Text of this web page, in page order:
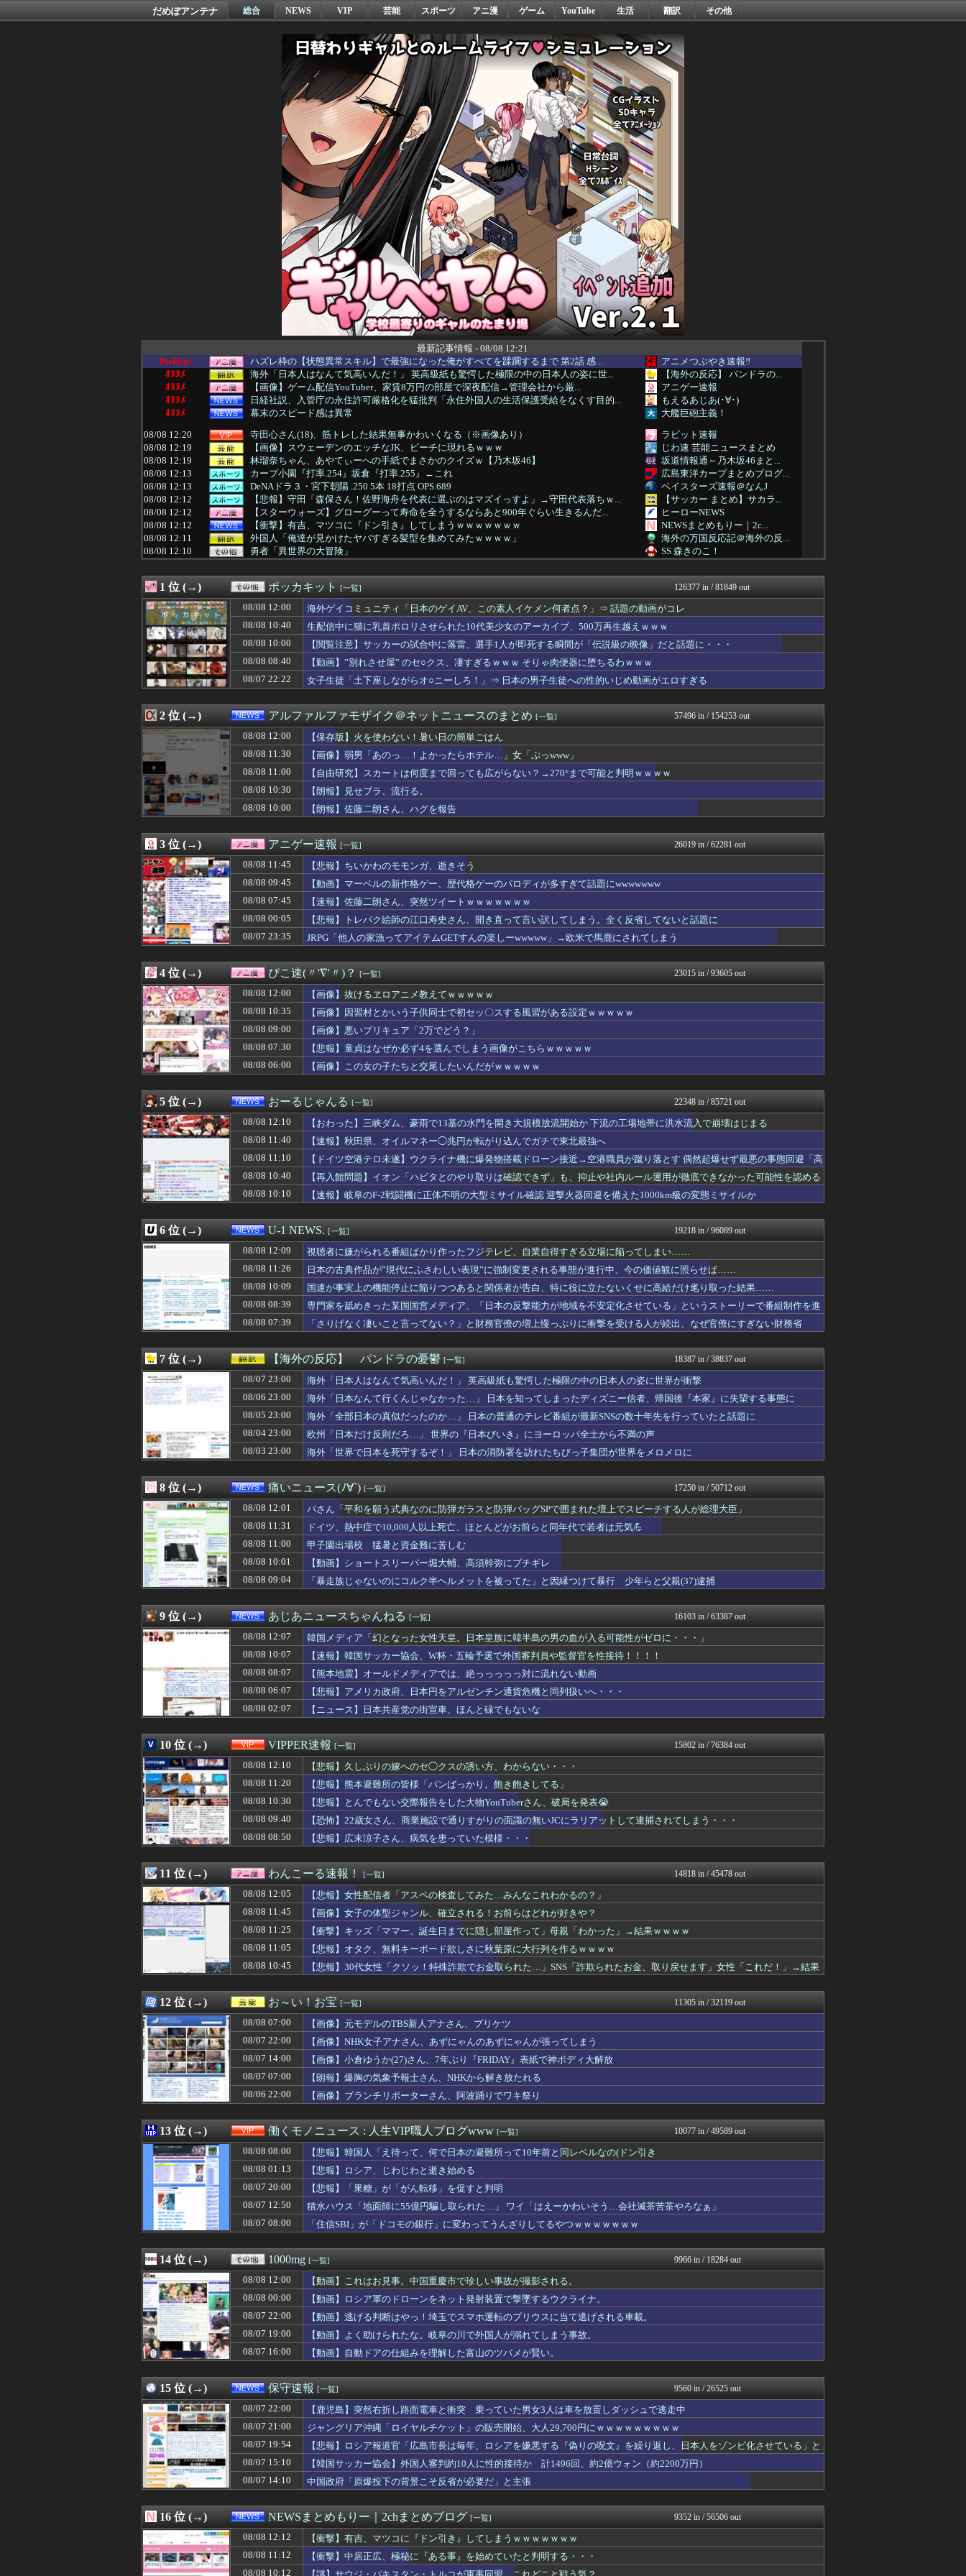
だめぽアンテナ 総合 NEWS VIP 芸能 スポーツ アニ漫 ゲーム YouTube 生活 翻訳 その他
最新記事情報 - 08/08 12:21
PickUp!
ハズレ枠の【状態異常スキル】で最強になった俺がすべてを蹂躙するまで 第2話 感...
アニメつぶやき速報‼︎
ｵﾇﾇﾒ
海外「日本人はなんて気高いんだ！」 英高級紙も驚愕した極限の中の日本人の姿に世...
【海外の反応】 パンドラの...
ｵﾇﾇﾒ
【画像】ゲーム配信YouTuber、家賃8万円の部屋で深夜配信→管理会社から厳...
アニゲー速報
ｵﾇﾇﾒ
日経社説、入管庁の永住許可厳格化を猛批判「永住外国人の生活保護受給をなくす目的...
もえるあじあ(･∀･)
ｵﾇﾇﾒ
幕末のスピード感は異常
大艦巨砲主義！
08/08 12:20
寺田心さん(18)、筋トレした結果無事かわいくなる（※画像あり）
ラビット速報
08/08 12:19
【画像】スウェーデンのエッチなJK、ビーチに現れるｗｗｗ
じわ速 芸能ニュースまとめ
08/08 12:19
林瑠奈ちゃん、あやてぃーへの手紙でまさかのクイズｗ【乃木坂46】
坂道情報通～乃木坂46まと...
08/08 12:13
カープ小園『打率.254』坂倉『打率.255』←これ
広島東洋カープまとめブログ...
08/08 12:13
DeNAドラ３・宮下朝陽 .250 5本 18打点 OPS.689
ベイスターズ速報＠なんJ
08/08 12:12
【悲報】守田「森保さん！佐野海舟を代表に選ぶのはマズイっすよ」→守田代表落ちｗ...
【サッカー まとめ】サカラ...
08/08 12:12
【スターウォーズ】グローグーって寿命を全うするならあと900年ぐらい生きるんだ...
ヒーローNEWS
08/08 12:12
【衝撃】有吉、マツコに『ドン引き』してしまうｗｗｗｗｗｗｗ
NEWSまとめもりー｜2c...
08/08 12:11
外国人「俺達が見かけたヤバすぎる髪型を集めてみたｗｗｗｗ」
海外の万国反応記＠海外の反...
08/08 12:10
勇者「異世界の大冒険」
SS 森きのこ！
08/08 12:10
悲鳴「キャアアアア！！！」 俺「！！今のは悲鳴！？」
えすえすログ
08/08 12:10
【画像】加藤綾子アナ、無防備パンチラ撮られちゃう
まとめ芸能＠美女画像まとめ...
08/08 12:10
【おわった】三峡ダム、豪雨で13基の水門を開き大規模放流開始か 下流の工場地帯...
おーるじゃんる
08/08 12:09
『オレは育てやすいと母ちゃんが言った』と胸を張ったアラフォーのおっさん独身社員
おうち速報
08/08 12:09
【画像】AVの撮影現場、普通ではないｗｗｗwｗｗｗｗｗｗｗｗ
なんJミュージアム
08/08 12:09
視聴者に嫌がられる番組ばかり作ったフジテレビ、自業自得すぎる立場に陥ってしまい...
U-1 NEWS.
08/08 12:08
【悲報】BYDの軽EVラッコを自動車評論家が褒めてる日本、中国人からは馬鹿にさ...
サイ速
08/08 12:07
勝ったのだ！
やみ速@なんJ西武まとめ
08/08 12:07
韓国メディア「幻となった女性天皇。日本皇族に韓半島の男の血が入る可能性がゼロに...
あじあニュースちゃんねる
08/08 12:05
【新台】京楽「e ソードアート・オンライン アリシゼーション 夜空」感想・評判...
パチンコ・パチスロ.com
08/08 12:05
のび太ママの話が長いのって、多分同じ話を何回もループしてるよね
子育てちゃんねる
08/08 12:05
【悲報】女性配信者「アスペの検査してみた…みんなこれわかるの？」
08/08 12:05
ビートルズ、オアシスに負ける。イギリス史上最も売れたスタジオアルバムがOasi...
V系まとめ速報
08/08 12:05
太平洋戦争史振り返ると思ったけど日本より欧米が諸悪の根源やん
08/08 12:05
【画像】日テレの元女子アナさん、∧∨みたいに脱いでしまうｗｗｗｗｗｗｗｗｗｗｗ...
女子アナお宝画像速報－5c...
08/08 12:05
人んちで宅飲みワイ「ゴムある？」家主の女さん「はぁ？！」⇒結果ｗｗｗｗｗｗｗ...
不思議.net - 5ch...
08/08 12:05
【朗報】超かぐや姫！スピンオフ漫画、「超かぐやメシ」連載決定ｗｗｗ
アニチャット
08/08 12:05
【ファーム試合実況】ヤクルトvsオリックス 8/8/12:00
08/08 12:05
盆休み遊べるゲーム教えて
カンダタ速報
08/08 12:04
【悲報】秋田県、オイルマネーが転がり込んでガチで東北最強へWWWWWWWWWW...
資格ちゃんねる
08/08 12:03
「ついに夏フェスの季節だね。伝説の島、巨大な氷、眠る財宝……心躍る要素が目白押...
08/08 12:03
【遊戯王】Fカップは「烙印」多すぎじゃない？
遊戯王マスターデュエルまと...
08/08 12:03
【動画】白人「日本で一番美味い食べ物はこれな、試してみろ！飛ぶぞ」
08/08 12:02
【ヤニねこ】薬物中毒のヤクねこの末路が心配でならない・・・
08/08 12:02
【ウマ娘】海外の絵師が描いた味付けの濃いウマ娘からしか得られない栄養素はある
うまぴょいチャンネル -ウ...
08/08 12:01
パさん「平和を願う式典なのに防弾ガラスと防弾バッグSPで囲まれた壇上でスピーチ...
痛いニュース(ﾉ∀`)
08/08 12:01
ドジャース・佐々木朗希、5回まで2失点の力投
なんじぇいスタジアム＠なん...
08/08 12:01
AmazonのアツさMax！心も踊る「マンガ毎週末セール（50%還元）」2日目...
PCパーツまとめ
08/08 12:01
【遊戯王OCG】ドミナスパージちゃんがモンスター化！？
スターライト速報 -遊戯王...
08/08 12:01
【ウマ娘】トプロ飯、久々に見たな…
08/08 12:01
AmazonのアツさMax！心も踊る「マンガ毎週末セール（50%還元）」2日目...
ヒロイモノ中毒
08/08 12:00
【グラブル】ドライブバーストが初めて映像化された時の衝撃
08/08 12:00
【プッチーのお引っ越し】ウルトラマンテオ 第６話 感想まとめ
08/08 12:00
【保存版】火を使わない！暑い日の簡単ごはん
08/08 12:00
【ラブライブ！】【悲報】この９連休、ラブライブイベントなし…？？
コンテンツ・声優 | ラブ...
08/08 12:00
【動画】これはお見事。中国重慶市で珍しい事故が撮影される。
08/08 12:00
【FGO】絆16のメリットが全然出てこないけど、普通に石がハチャメチャに貰える...
FGOまとめ速報
08/08 12:00
【まどドラ】IMAX上映ってなんなの
まどドラまとめ速報 魔法少...
08/08 12:00
世界のケイスケ・ホンダ「ラーメン700円は安すぎる！2000円にするべき」
ラーメン速報｜2chまとめ...
08/08 12:00
【政治】大石あきこ、れいわ新選組を離党して活動休止…「スジは通します」とは何だ...
モナニュース
ジャンプが最も売れた1995年新年3・4合併号に載ってる作品リストｗｗｗｗｗ
ああ言えばForYou
08/08 12:00
【悲報】L東京喰種で過去最低記録を更新したった…
スロ板-RUSH
08/08 12:00
【画像】抜けるヱロアニメ教えてｗｗｗｗｗ
ぴこ速(〃'∇'〃)？
08/08 12:00
再婚したことを仕事関係者に2～3年隠したいという夫。理由を聞いたら『世間体が悪...
渡る世間はキチばかり - ...
08/08 12:00
【にじさんじ】七瀬、動物園でアシカに水をかけられビショビショに→たまこ爆笑
VTuberNews
08/08 12:00
トッモ「バイク買ったわ！見てやこれ！」ワイ「これスクーターじゃん…」
08/08 12:00
インフルエンサー、Xの誹謗中傷により自殺→記者「これ、インプレゾンビが誹謗中傷...
オレ的ゲーム速報＠刃
08/08 12:00
【画像】作り上げたデカ乳デカケツを晒す声優wwwwwwww
キニ速
【艦これ】なんだろう、なんか火力足りんのよな
艦これ速報 艦隊これくしょ...
08/08 12:00
【競馬】ボンドガールが引退、繁殖入り 18戦1勝 重賞2着7回
ウマ娘うまぴょい速報
08/08 12:00
アマゾン売り上げ１位のスポットクーラーを 安く買った 今日設置する 予定だが多...
ほんわかMkⅡ
08/08 12:00
【話題】不倫したらダメなのに、なぜか不倫するドラマが流行る理由がコチラ・・・・
ミーハー総研（ミーハー総合...
08/08 12:00
イーロン・マスク←世界一の金持ちなのになんかあんまり「羨ましい」と感じない理由
投資ちゃんねる
08/08 12:00
「非常に残念」高市総理と面会決定も…発言不可、握手のみ 8月9日長崎の被爆体験...
みそパンNEWS
08/08 12:00
【アイマス】何故か怒っているやよいのご機嫌を直す方法
それからの出来事() アイ...
08/08 12:00
【ウマ娘】アイネスは陽射しや雨を防げそうなの良いよね
08/08 12:00
賀喜遥香さんのガッチガチになった顔、大変なことになってるって...
乃木通 乃木坂46櫻坂46...
08/08 12:00
DAZN サッカーW杯で加入者数5倍に 視聴者数は6700万人 総視聴数も4億...
footballnet【サ...
08/08 12:00
「優しい男はモテない」って、正しくは「優しさ以外にセールスポイントのない男がモ...
かぞくちゃんねる
「あなたは一生働くけど、私は家にいればいいの」毎日言われた20歳がついに返した...
私が悪いの？【海外の反応】
08/08 12:00
海外「こうなると分かってたら、お前は産まなかった」親に言われた一言が何十年も消...
08/08 12:00
『スーパーダンガンロンパ2×2』少なくとも此方の予想に対する逆張りしてくる事は...
けおけお速報
08/08 12:00
韓国人「チャン・ギハとユン・ガイ、18歳差を乗り越え熱愛を認める」→「羨ましい...
韓国ニュース反応まとめ
08/08 12:00
海外ゲイコミュニティ「日本のゲイAV、この素人イケメン何者点？」⇒ 話題の動画...
ポッカキット
08/08 12:00
「経営の神様」の水道哲学、ネタ元は宗教団体の無償労働だった
08/08 11:59
【MSV】シン・マツナガスレ、これで24歳は無理あるだろ…
ガンダムブログ（情報戦仕様...
08/08 11:57
【日向坂46】女性アイドル大決戦... 坂道vsカワラボvsスタダvsハロプロ...
08/08 11:56
昨日のE-楽天のサヨナラエラーwwwwwwwwwwwwwwwwwwwwwwww...
なんじぇいスタジアム＠なん...
08/08 11:56
ロッテ小島和哉(30) 13試合 4勝6敗 防御率3.41←今オフFA
08/08 11:55
【ハマスタバトル】佐伯解説員、ディアーナ4連敗を予想して、ブルーウォーカー太田...
08/08 11:55
わいせつな行為疑いで逮捕 エジプト国籍の男性を不起訴処分 鳥取地検 [8/8]
国難にあってもの申す！！
08/08 11:50
【海外の反応】トヨタセリカはクールで信頼性が高く、運転が楽しいスポーツカーだっ...
JDM速報 海外の反応
08/08 11:50
路上駐車経験率が過去最少の21%へ低下！タイムズ会員にアンケート
ゆめ痛 -自動車まとめブロ...
08/08 11:49
【日向坂46】来月、坂道vsカワラボvsスタダvsハロプロの大激戦
日向坂46まとめ速報
08/08 11:48
【悲報】日向坂46、歴代最低タイトルを更新
乃木坂46まとめ 乃木りん...
サウジ・パキスタン・トルコ3カ国が共同防衛協定締結…「イスラム版NATO」指摘...
【衝撃】ママレードボーイってアレ大丈夫なんか？？？？？
スマブラ屋さん | スマブ...
08/08 11:46
村上宗隆の第２５号ホームランにMLBファン騒然！←「素晴らしいパワーだ！」（海...
08/08 11:45
【画像】女子の体型ジャンル、確立される！お前らはどれが好きや？
08/08 11:45
広島田村後逸wwwwwwwwwwwwwwwwww
なんじぇいスタジアム＠なん...
08/08 11:45
【悲報】ちいかわのモモンガ、逝きそう
アニゲー速報
08/08 11:40
【唖然】トメと２か月半ほどお試し同居。トメ「無理！帰る！」私（だよね～よかった...
修羅ママ速報
08/08 11:40
【画像】佐倉綾音(32)、自分のシコポイントに気がつくｗｗｗｗｗｗｗｗｗｗ
ラビット速報
08/08 11:40
『ヤニねこ』【衝撃】ヤニねこちゃんの尻が凄すぎるｗｗｗｗもしかして…ヤニねこち...
08/08 11:40
中国、海上自衛隊のトマホーク試射を批判「周辺の安全保障上の脅威を口実に再軍備を...
08/08 11:40
【動画】どう見ても車がヤバい事故動画、謎にバイク批判派が湧いてきて終わる
オレ的ゲーム速報＠刃
08/08 11:40
【速報】秋田県、オイルマネー◯兆円が転がり込んでガチで東北最強へ
08/08 11:39
ディズニーJK、友達と脚の細さを比較されてしまうｗｗｗｗｗｗｗｗｗ （※画像...
うしみつ-5chまとめ-
08/08 11:38
【悲報】大石あきこ前衆院議員、れいわ離党＆活動休止を発表 → 過去の「スジを通...
政経ワロスまとめニュース♪
08/08 11:38
【悲報】欧州サッカーの順位、固定化してもう覆すことができないｗｗｗｗ
【サッカー まとめ】サカラ...
08/08 11:36
【悲報】岡本和真さんの指標ちょっとやばい
なんじぇいスタジアム＠なん...
08/08 11:35
【絶望】大阪のトイレ、究極の二択を利用者に迫ってしまうｗｗｗｗｗｗ (※画像...
不思議.net - 5ch...
08/08 11:35
【ガンプラ】今日発売のレオパルド、股関節が平成の作りすぎる…
08/08 11:34
こじるり「その筋肉、意味あるの？(笑)」←これｗｗｗｗｗｗ
08/08 11:34
日本で12歳タイ人少女を働かせていた男の裁判に世界が騒然！←「求刑が軽すぎる」...
海外さんいらっしゃい 海外...
08/08 11:32
【画像】このアダルティックなスポットｗｗｗｗ
いたしん！
【お誕生日】逢田さん（34）の奇行・奇言で打線組んだ・・・
ドイツ、熱中症で10,000人以上死亡、ほとんどがお前らと同年代で若者は元気💪
痛いニュース(ﾉ∀`)
08/08 11:30
【速報】オタク、とうとう入浴を余儀なくされるｗｗｗｗｗｗｗｗｗｗｗｗｗｗｗｗｗ...
あらまめ2ch
08/08 11:30
【画像】弱男「あのっ…！よかったらホテル…」女「ぷっwww」
アルファルファモザイク＠ネ...
08/08 11:30
韓国人「台風で品不足になった沖縄のスーパーに行ってみたら、なぜか辛ラーメンだけ...
かんにゅー -韓国の反応-
08/08 11:30
朝顔まだ咲かないんだけど北海道だからかしら
08/08 11:30
【斉藤慎二】フェラで懲役7年求刑！刑法の「挿入」定義が招く衝撃の現実
08/08 11:29
【悲報】みいちゃんの作者さん、泣いてしまう😢
漫画まとめ速報
08/08 11:29
【女性自身】高市首相、秋の内閣改造で目論む「麻生支配からの脱却」…茂木敏充氏も...
日本第一！ニュース録
08/08 11:26
日本の古典作品が”現代にふさわしい表現”に強制変更される事態が進行中、今の価値...
08/08 11:26
自炊するようになって炊き込みご飯が簡単で美味しくてコスパもいいことに気づいた
08/08 11:25
【衝撃】キッズ「ママー、誕生日までに隠し部屋作って」母親「わかった」→結果ｗｗ...
わんこーる速報！
08/08 11:24
ルメール騎手が騎乗した名馬５頭を語る
ハロン棒ch
08/08 11:23
【NBA】レブロン偉業達成なるか？PHIで優勝すれば北米4大スポーツ初の快挙
バスケまとめ・COM
08/08 11:22
レースクイーンをしていた姉が『ZARDの坂井』についてこう言っていた
08/08 11:22
大谷翔平、第二打席で四球＆10試合連続出塁→その後盗塁失敗
08/08 11:20
『ろくでなしBLUES』全25巻すべて「50％ポイント還元」セール！8,930...
オレ的ゲーム速報＠刃
08/08 11:20
SNSで知り合ったJK10人とS●Xしてハメ撮り770本撮ったイケメン逮捕ww...
キニ速
08/08 11:20
【悲報】熊本避難所の皆様「パンばっかり。飽き飽きしてる」
VIPPER速報
08/08 11:20
日本人女性がYGエンタ本社前でゴルフクラブを振り回し逮捕…韓国
08/08 11:18
【朗報】FF15のノクトさん、ガチで理想的な主人公だったｗｗｗｗ
アニはつ -アニメ発信場-
08/08 11:17
【ホロライブ】社員にビブー好きがいるに違いない（確信
ホロ速
08/08 11:15
俺「元カノは中卒なのになぜか収入が多い」2ｃｈ「どうせ水商売やろｗ」俺（そうな...
オーバージョイド！
08/08 11:15
軽飛行機が屋根すれすれを抜けて飛行場へ、車輪を出さないまま胴体着陸「これよりひ...
QQQ(海外の反応)
08/08 11:15
【トラウマ】映画・特撮・アニメ・漫画・ゲームで「主人公がガチで敗北した回」と聞...
08/08 11:15
玉石混交だろ 〜 参政党、福岡県議選に30人擁立方針 神谷代表「新しい選択肢を...
08/08 11:15
ヤフオクで「気持ちの良い取引が～」って評価してくれた女に「もっと気持ちよくして...
まとめCUP
08/08 11:13
【豊臣兄弟！】与一郎の死ぬシーン長すぎ・・・・
大河ドラマ2ch
08/08 11:13
【ｼｺ画像】巨乳女さん、童貞君にクッソエ○チな下着を見せつけてしまうｗｗｗｗｗ...
08/08 11:12
ドジャース・佐々木朗希、2回にダイヤモンドバックス・アレナドに第17号ソロホー...
08/08 11:12
【衝撃】中居正広、極秘に『ある事』を始めていたと判明する・・・
NEWSまとめもりー｜2c...
08/08 11:11
昔のスロット動画見てたらケロット柄が2回出たのにハズレてた…流石にヤバすぎじゃ... パチンコ・パチスロ.com
1 位 (→) ポッカキット [一覧] 126377 in / 81849 out
08/08 12:00
海外ゲイコミュニティ「日本のゲイAV、この素人イケメン何者点？」⇒ 話題の動画がコレ
08/08 10:40
生配信中に猫に乳首ポロリさせられた10代美少女のアーカイブ、500万再生越えｗｗｗ
08/08 10:00
【閲覧注意】サッカーの試合中に落雷、選手1人が即死する瞬間が「伝説級の映像」だと話題に・・・
08/08 08:40
【動画】”別れさせ屋” のセ○クス、凄すぎるｗｗｗ そりゃ肉便器に堕ちるわｗｗｗ
08/07 22:22
女子生徒「土下座しながらオ○ニーしろ！」⇒ 日本の男子生徒への性的いじめ動画がエロすぎる
2 位 (→) アルファルファモザイク＠ネットニュースのまとめ [一覧] 57496 in / 154253 out
08/08 12:00
【保存版】火を使わない！暑い日の簡単ごはん
08/08 11:30
【画像】弱男「あのっ…！よかったらホテル…」女「ぷっwww」
08/08 11:00
【自由研究】スカートは何度まで回っても広がらない？→270°まで可能と判明ｗｗｗｗ
08/08 10:30
【朗報】見せブラ、流行る。
08/08 10:00
【朗報】佐藤二朗さん、ハグを報告
3 位 (→) アニゲー速報 [一覧] 26019 in / 62281 out
08/08 11:45
【悲報】ちいかわのモモンガ、逝きそう
08/08 09:45
【動画】マーベルの新作格ゲー、歴代格ゲーのパロディが多すぎて話題にwwwwwww
08/08 07:45
【速報】佐藤二朗さん、突然ツイートｗｗｗｗｗｗｗ
08/08 00:05
【悲報】トレパク絵師の江口寿史さん、開き直って言い訳してしまう。全く反省してないと話題に
08/07 23:35
JRPG「他人の家漁ってアイテムGETすんの楽しーwwwww」→欧米で馬鹿にされてしまう
4 位 (→) ぴこ速(〃'∇'〃)？ [一覧] 23015 in / 93605 out
08/08 12:00
【画像】抜けるヱロアニメ教えてｗｗｗｗｗ
08/08 10:35
【画像】因習村とかいう子供同士で初セッ〇スする風習がある設定ｗｗｗｗｗ
08/08 09:00
【画像】悪いプリキュア「2万でどう？」
08/08 07:30
【悲報】童貞はなぜか必ず4を選んでしまう画像がこちらｗｗｗｗｗ
08/08 06:00
【画像】この女の子たちと交尾したいんだがｗｗｗｗｗ
5 位 (→) おーるじゃんる [一覧] 22348 in / 85721 out
08/08 12:10
【おわった】三峡ダム、豪雨で13基の水門を開き大規模放流開始か 下流の工場地帯に洪水流入で崩壊はじまる
08/08 11:40
【速報】秋田県、オイルマネー◯兆円が転がり込んでガチで東北最強へ
08/08 11:10
【ドイツ空港テロ未遂】ウクライナ機に爆発物搭載ドローン接近→空港職員が蹴り落とす 偶然起爆せず最悪の事態回避「高
性能C4搭載していた」
08/08 10:40
【再入館問題】イオン「ハビタとのやり取りは確認できず」も、抑止や社内ルール運用が徹底できなかった可能性を認める
08/08 10:10
【速報】岐阜のF-2戦闘機に正体不明の大型ミサイル確認 迎撃火器回避を備えた1000km級の変態ミサイルか
6 位 (→) U-1 NEWS. [一覧] 19218 in / 96089 out
08/08 12:09
視聴者に嫌がられる番組ばかり作ったフジテレビ、自業自得すぎる立場に陥ってしまい……
08/08 11:26
日本の古典作品が”現代にふさわしい表現”に強制変更される事態が進行中、今の価値観に照らせば……
08/08 10:09
国連が事実上の機能停止に陥りつつあると関係者が告白、特に役に立たないくせに高給だけ毟り取った結果……
08/08 08:39
専門家を舐めきった某国国営メディア、「日本の反撃能力が地域を不安定化させている」というストーリーで番組制作を進
めようとするも……
08/08 07:39
「さりげなく凄いこと言ってない？」と財務官僚の増上慢っぷりに衝撃を受ける人が続出、なぜ官僚にすぎない財務省
7 位 (→) 【海外の反応】 パンドラの憂鬱 [一覧] 18387 in / 38837 out
08/07 23:00
海外「日本人はなんて気高いんだ！」 英高級紙も驚愕した極限の中の日本人の姿に世界が衝撃
08/06 23:00
海外「日本なんて行くんじゃなかった…」 日本を知ってしまったディズニー信者、帰国後『本家』に失望する事態に
08/05 23:00
海外「全部日本の真似だったのか…」 日本の普通のテレビ番組が最新SNSの数十年先を行っていたと話題に
08/04 23:00
欧州「日本だけ反則だろ…」 世界の『日本びいき』にヨーロッパ全土から不満の声
08/03 23:00
海外「世界で日本を死守するぞ！」 日本の消防署を訪れたちびっ子集団が世界をメロメロに
8 位 (→) 痛いニュース(ﾉ∀`) [一覧] 17250 in / 50712 out
08/08 12:01
パさん「平和を願う式典なのに防弾ガラスと防弾バッグSPで囲まれた壇上でスピーチする人が総理大臣」
08/08 11:31
ドイツ、熱中症で10,000人以上死亡、ほとんどがお前らと同年代で若者は元気💪
08/08 11:00
甲子園出場校 猛暑と資金難に苦しむ
08/08 10:01
【動画】ショートスリーパー堀大輔、高須幹弥にブチギレ
08/08 09:04
「暴走族じゃないのにコルク半ヘルメットを被ってた」と因縁つけて暴行 少年らと父親(37)逮捕
9 位 (→) あじあニュースちゃんねる [一覧] 16103 in / 63387 out
08/08 12:07
韓国メディア「幻となった女性天皇。日本皇族に韓半島の男の血が入る可能性がゼロに・・・」
08/08 10:07
【速報】韓国サッカー協会、W杯・五輪予選で外国審判員や監督官を性接待！！！！
08/08 08:07
【熊本地震】オールドメディアでは、絶っっっっっ対に流れない動画
08/08 06:07
【悲報】アメリカ政府、日本円をアルゼンチン通貨危機と同列扱いへ・・・
08/08 02:07
【ニュース】日本共産党の街宣車、ほんと碌でもないな
10 位 (→) VIPPER速報 [一覧] 15802 in / 76384 out
08/08 12:10
【悲報】久しぶりの嫁へのセ◯クスの誘い方、わからない・・・
08/08 11:20
【悲報】熊本避難所の皆様「パンばっかり。飽き飽きしてる」
08/08 10:30
【悲報】とんでもない交際報告をした大物YouTuberさん、破局を発表😭
08/08 09:40
【恐怖】22歳女さん、商業施設で通りすがりの面識の無いJCにラリアットして逮捕されてしまう・・・
08/08 08:50
【悲報】広末涼子さん、病気を患っていた模様・・・
11 位 (→) わんこーる速報！ [一覧] 14818 in / 45478 out
08/08 12:05
【悲報】女性配信者「アスペの検査してみた…みんなこれわかるの？」
08/08 11:45
【画像】女子の体型ジャンル、確立される！お前らはどれが好きや？
08/08 11:25
【衝撃】キッズ「ママー、誕生日までに隠し部屋作って」母親「わかった」→結果ｗｗｗｗ
08/08 11:05
【悲報】オタク、無料キーボード欲しさに秋葉原に大行列を作るｗｗｗｗ
08/08 10:45
【悲報】30代女性「クソッ！特殊詐欺でお金取られた…」SNS「詐欺られたお金、取り戻せます」女性「これだ！」→結果
12 位 (→) お～い！お宝 [一覧] 11305 in / 32119 out
08/08 07:00
【画像】元モデルのTBS新人アナさん、プリケツ
08/07 22:00
【画像】NHK女子アナさん、あずにゃんのあずにゃんが張ってしまう
08/07 14:00
【画像】小倉ゆうか(27)さん、7年ぶり『FRIDAY』表紙で神ボディ大解放
08/07 07:00
【朗報】爆胸の気象予報士さん、NHKから解き放たれる
08/06 22:00
【画像】ブランチリポーターさん、阿波踊りでワキ祭り
13 位 (→) 働くモノニュース : 人生VIP職人ブログwww [一覧] 10077 in / 49589 out
08/08 08:00
【悲報】韓国人「え待って、何で日本の避難所って10年前と同レベルなの(ドン引き
08/08 01:13
【悲報】ロシア、じわじわと逝き始める
08/07 20:00
【悲報】「果糖」が「がん転移」を促すと判明
08/07 12:50
積水ハウス「地面師に55億円騙し取られた…」 ワイ「はえーかわいそう…会社滅茶苦茶やろなぁ」
08/07 08:00
「住信SBI」が「ドコモの銀行」に変わってうんざりしてるやつｗｗｗｗｗｗｗ
14 位 (→) 1000mg [一覧] 9966 in / 18284 out
08/08 12:00
【動画】これはお見事。中国重慶市で珍しい事故が撮影される。
08/08 00:00
【動画】ロシア軍のドローンをネット発射装置で撃墜するウクライナ。
08/07 22:00
【動画】逃げる判断はやっ！埼玉でスマホ運転のプリウスに当て逃げされる車載。
08/07 19:00
【動画】よく助けられたな。岐阜の川で外国人が溺れてしまう事故。
08/07 16:00
【動画】自動ドアの仕組みを理解した富山のツバメが賢い。
15 位 (→) 保守速報 [一覧] 9560 in / 26525 out
08/07 22:00
【鹿児島】突然右折し路面電車と衝突 乗っていた男女3人は車を放置しダッシュで逃走中
08/07 21:00
ジャングリア沖縄「ロイヤルチケット」の販売開始、大人29,700円にｗｗｗｗｗｗｗｗｗ
08/07 19:54
【悲報】ロシア報道官「広島市長は毎年、ロシアを嫌悪する『偽りの呪文』を繰り返し、日本人をゾンビ化させている」と
主張
08/07 15:10
【韓国サッカー協会】外国人審判約10人に性的接待か 計1496回、約2億ウォン（約2200万円）
08/07 14:10
中国政府「原爆投下の背景こそ反省が必要だ」と主張
16 位 (→) NEWSまとめもりー｜2chまとめブログ [一覧] 9352 in / 56506 out
08/08 12:12
【衝撃】有吉、マツコに『ドン引き』してしまうｗｗｗｗｗｗｗ
08/08 11:12
【衝撃】中居正広、極秘に『ある事』を始めていたと判明する・・・
08/08 10:12